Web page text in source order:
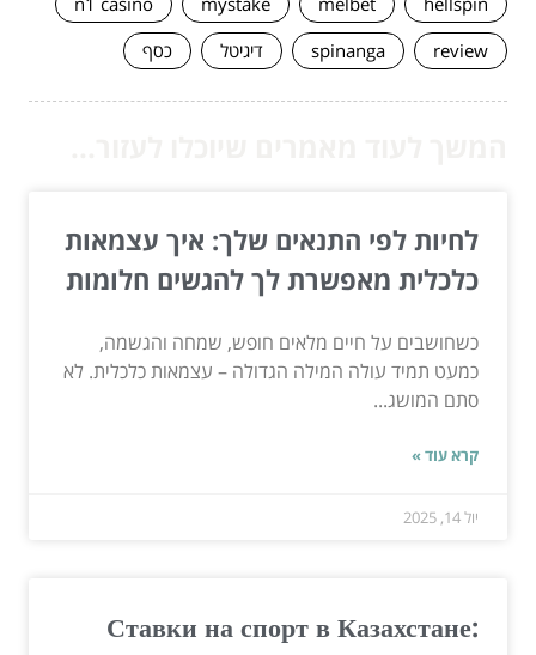
review
spinanga דיגיטל כסף
לחיות לפי התנאים שלך: איך עצמאות
כלכלית מאפשרת לך להגשים חלומות
כשחושבים על חיים מלאים חופש, שמחה והגשמה,
כמעט תמיד עולה המילה הגדולה – עצמאות כלכלית. לא
סתם המושג...
קרא עוד »
יול 14, 2025
Ставки на спорт в Казахстане: